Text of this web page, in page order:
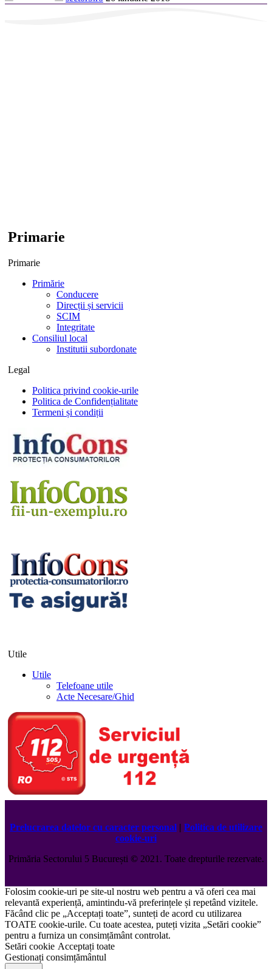
Primarie
Primarie
Primărie
Conducere
Direcții și servicii
SCIM
Integritate
Consiliul local
Institutii subordonate
Legal
Politica privind cookie-urile
Politica de Confidențialitate
Termeni și condiții
Utile
Utile
Telefoane utile
Acte Necesare/Ghid
Prelucrarea datelor cu caracter personal | Politica de utilizare
cookie-uri
Primăria Sectorului 5 București ©️2021. Toate drepturile rezervate.
Folosim cookie-uri pe site-ul nostru web pentru a vă oferi cea mai
relevantă experiență, amintindu-vă preferințele și repetând vizitele.
Făcând clic pe „Acceptați toate”, sunteți de acord cu utilizarea
TOATE cookie-urile. Cu toate acestea, puteți vizita „Setări cookie”
pentru a furniza un consimțământ controlat.
Setări cookie Acceptați toate
Gestionați consimțământul